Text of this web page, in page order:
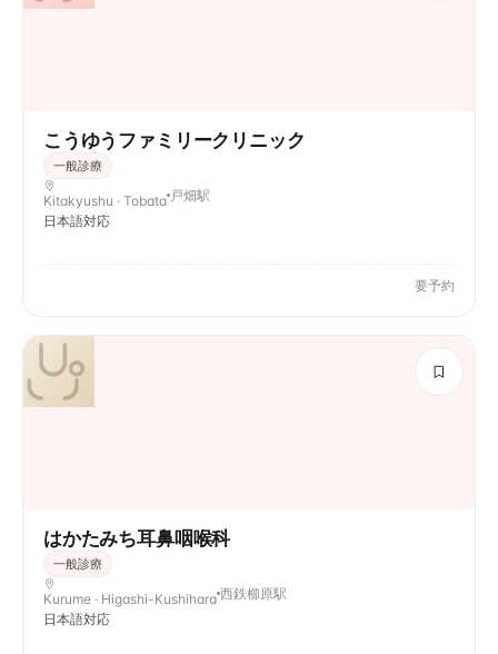
こうゆうファミリークリニック
一般診療
Kitakyushu · Tobata 戸畑駅
日本語対応
要予約
はかたみち耳鼻咽喉科
一般診療
Kurume · Higashi-Kushihara 西鉄櫛原駅
日本語対応